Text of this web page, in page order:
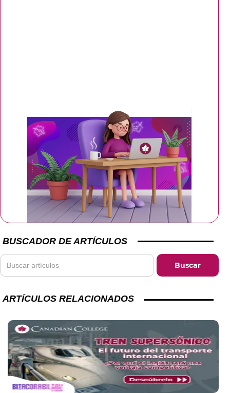
BUSCADOR DE ARTÍCULOS
ARTÍCULOS RELACIONADOS